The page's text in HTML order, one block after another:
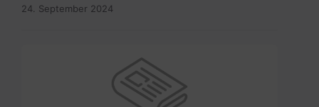
24. September 2024